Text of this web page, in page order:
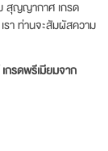
สุญญากาศ เกรด
รา ท่านจะสัมผัสความ
กรดพรีเมียมจาก